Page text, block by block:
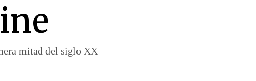
mitad del siglo XX